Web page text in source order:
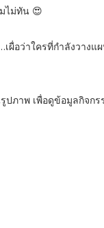
ไม่ทัน 😍
ว่าใครที่กำลังวางแผ
พ เพื่อดูข้อมูลกิจกรร